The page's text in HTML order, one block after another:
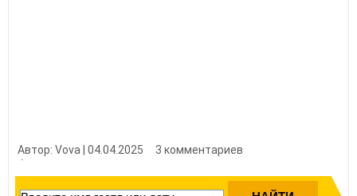
Автор: Vova | 04.04.2025
3 комментариев